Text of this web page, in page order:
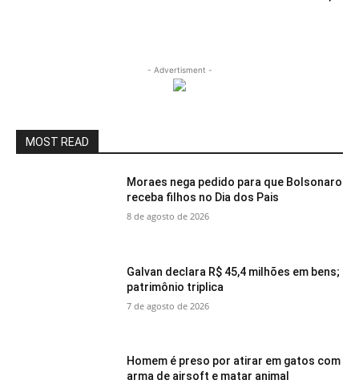
- Advertisment -
MOST READ
Moraes nega pedido para que Bolsonaro
receba filhos no Dia dos Pais
8 de agosto de 2026
Galvan declara R$ 45,4 milhões em bens;
patrimônio triplica
7 de agosto de 2026
Homem é preso por atirar em gatos com
arma de airsoft e matar animal